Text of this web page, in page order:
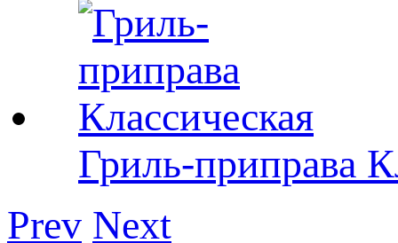
Гриль-приправа
Prev Next